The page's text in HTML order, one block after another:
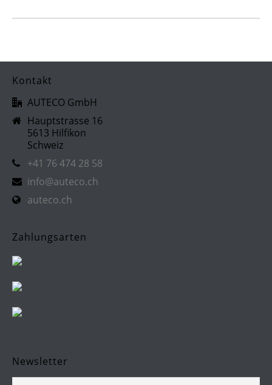
Kontakt
AUTECO GmbH
Hauptstrasse 16
5613 Hilfikon
Schweiz
+41 76 474 28 58
info@auteco.ch
auteco.ch
Zahlungsarten
Newsletter